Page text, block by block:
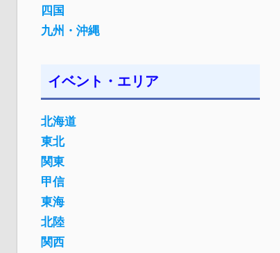
四国
九州・沖縄
イベント・エリア
北海道
東北
関東
甲信
東海
北陸
関西